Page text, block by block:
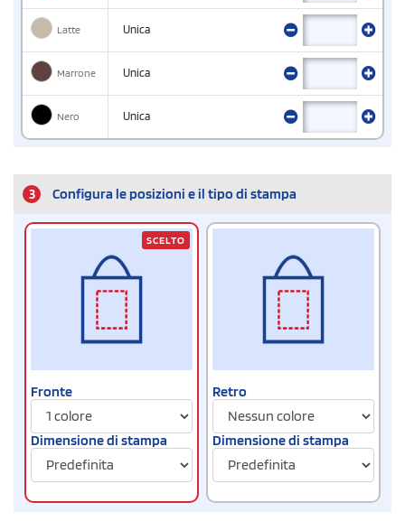
Latte Unica
Marrone Unica
Nero Unica
3 Configura le posizioni e il tipo di stampa
Fronte
Dimensione di stampa
SCELTO
Retro
Dimensione di stampa